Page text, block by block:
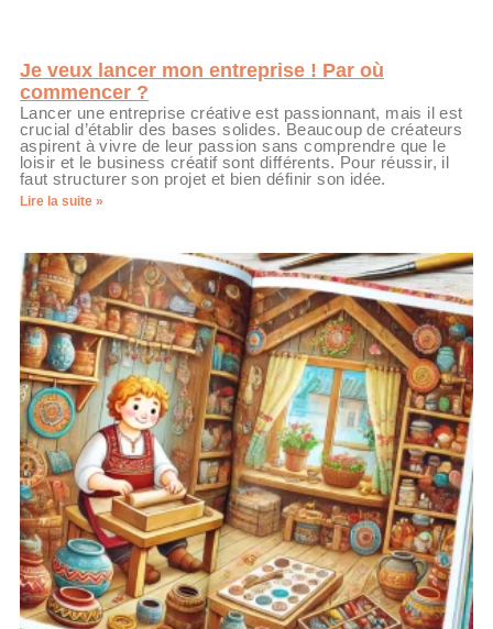
Je veux lancer mon entreprise ! Par où
commencer ?
Lancer une entreprise créative est passionnant, mais il est
crucial d’établir des bases solides. Beaucoup de créateurs
aspirent à vivre de leur passion sans comprendre que le
loisir et le business créatif sont différents. Pour réussir, il
faut structurer son projet et bien définir son idée.
Lire la suite »